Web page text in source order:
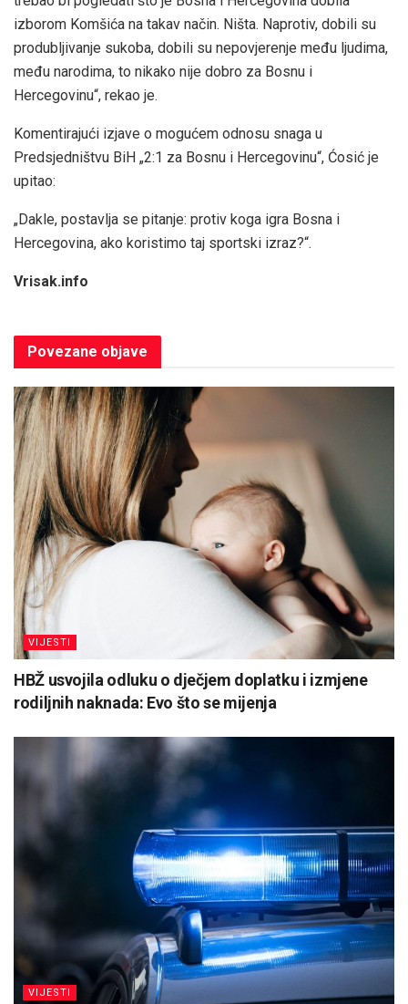
izborom Komšića na takav način. Ništa. Naprotiv, dobili su
produbljivanje sukoba, dobili su nepovjerenje među ljudima,
među narodima, to nikako nije dobro za Bosnu i
Hercegovinu“, rekao je.
Komentirajući izjave o mogućem odnosu snaga u
Predsjedništvu BiH „2:1 za Bosnu i Hercegovinu“, Ćosić je
upitao:
„Dakle, postavlja se pitanje: protiv koga igra Bosna i
Hercegovina, ako koristimo taj sportski izraz?“.
Vrisak.info
Povezane objave
VIJESTI
HBŽ usvojila odluku o dječjem doplatku i izmjene
rodiljnih naknada: Evo što se mijenja
VIJESTI